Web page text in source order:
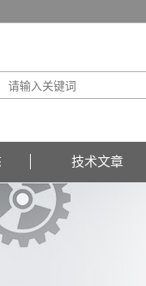
技术文章